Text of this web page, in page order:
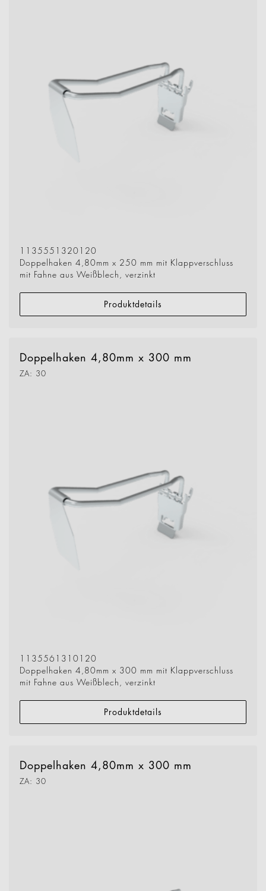
1135551320120
Doppelhaken 4,80mm x 250 mm mit Klappverschluss
mit Fahne aus Weißblech, verzinkt
Produktdetails
Doppelhaken 4,80mm x 300 mm
ZA: 30
1135561310120
Doppelhaken 4,80mm x 300 mm mit Klappverschluss
mit Fahne aus Weißblech, verzinkt
Produktdetails
Doppelhaken 4,80mm x 300 mm
ZA: 30